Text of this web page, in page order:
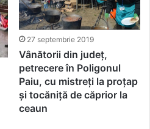
27 septembrie 2019
Vânătorii din județ,
petrecere în Poligonul
Paiu, cu mistreți la proțap
și tocăniță de căprior la
ceaun